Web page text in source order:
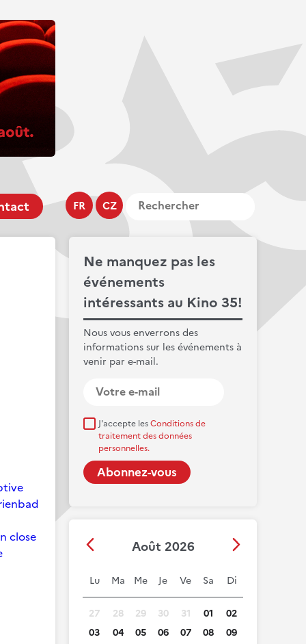
FR CZ
Ne manquez pas les
événements
intéressants au Kino 35!
Nous vous enverrons des
informations sur les événements à
venir par e-mail.
J'accepte lesConditions de
traitement des données
personnelles.
Août 2026
Lu Ma Me Je Ve Sa Di
27 28 29 30 31 01
02
03
04 05 06 07 08
09
close